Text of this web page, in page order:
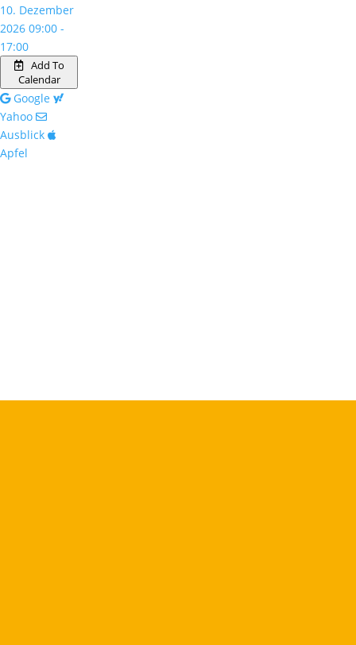
10. Dezember
2026 09:00 -
17:00
Add To
Calendar
Google
Yahoo
Ausblick
Apfel